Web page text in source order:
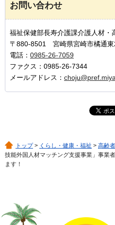
お問い合わせ
福祉保健部長寿介護課介護人材・
〒880-8501 宮崎県宮崎市橘通東
電話： 0985-26-7059
ファクス：0985-26-7344
メールアドレス：
トップ> くらし・健康・福祉 > 高齢
技能外国人材マッチング支援事業」事業
ます！